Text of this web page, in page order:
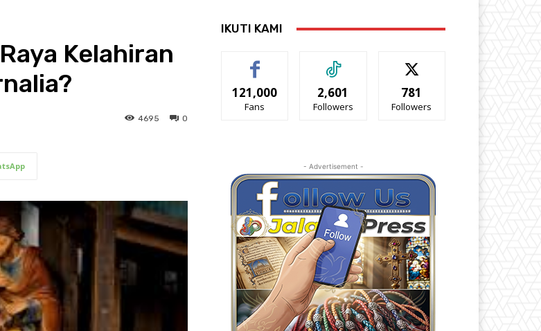
Kelahiran
0
4695
IKUTI KAMI
121,000
Fans
2,601
Followers
781
Followers
- Advertisement -